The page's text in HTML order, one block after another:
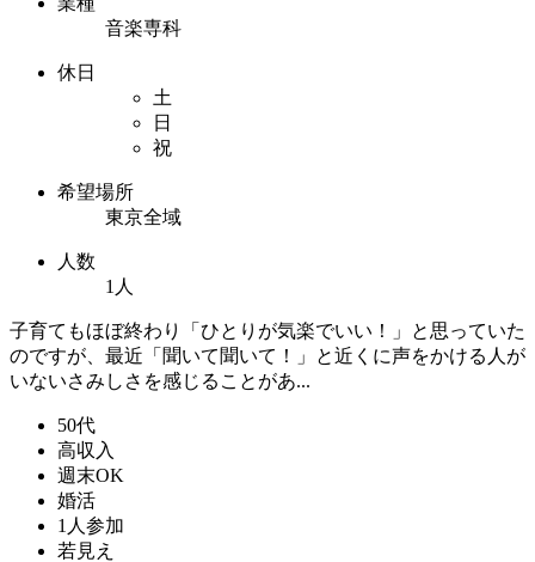
音楽専科
休日
土
日
祝
希望場所
東京全域
人数
1人
子育てもほぼ終わり「ひとりが気楽でいい！」と思っていた
のですが、最近「聞いて聞いて！」と近くに声をかける人が
いないさみしさを感じることがあ...
50代
高収入
週末OK
婚活
1人参加
若見え